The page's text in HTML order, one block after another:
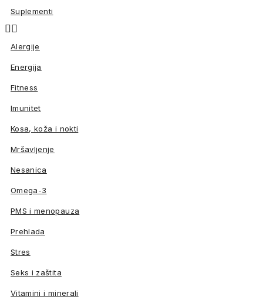
Suplementi

Alergije
Energija
Fitness
Imunitet
Kosa, koža i nokti
Mršavljenje
Nesanica
Omega-3
PMS i menopauza
Prehlada
Stres
Seks i zaštita
Vitamini i minerali